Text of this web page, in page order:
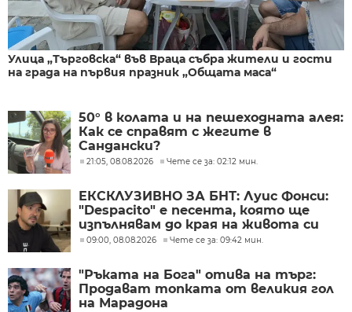
Улица „Търговска“ във Враца събра жители и гости
на града на първия празник „Общата маса“
50° в колата и на пешеходната алея:
Как се справят с жегите в
Сандански?
21:05, 08.08.2026 Чете се за: 02:12 мин.
ЕКСКЛУЗИВНО ЗА БНТ: Луис Фонси:
"Despacito" е песента, която ще
изпълнявам до края на живота си
09:00, 08.08.2026 Чете се за: 09:42 мин.
"Ръката на Бога" отива на търг:
Продават топката от великия гол
на Марадона